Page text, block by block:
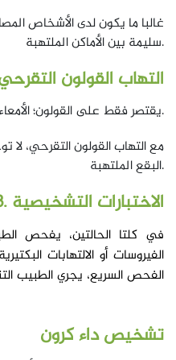
غالبا ما يكون لدى الأشخاص
سليمة بين الأماكن الملتهبة.
التهاب القولون
يقتصر فقط على القولون؛ الأمعاء الغليظة والمستقيم.
مع التهاب القولون التقرحي،
البقع الملتهبة.
3. الاختبارات التشخيصية
في كلتا الحالتين، يفحص
الفيروسات أو الالتهابات
الفحص السريع، يجري الطبيب
تشخيص داء كرون